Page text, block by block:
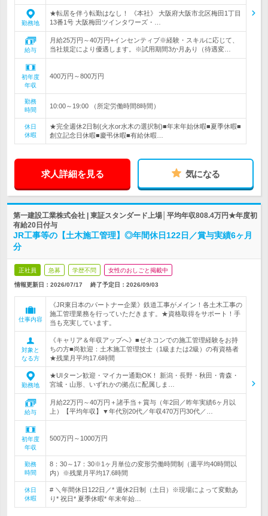
勤務地
★転居を伴う転勤はなし！ 《本社》 大阪府大阪市北区梅田1丁目
13番1号 大阪梅田ツインタワーズ・…
給与
月給25万円～40万円+インセンティブ※経験・スキルに応じて、
当社規定により優遇します。※試用期間3か月あり（待遇変…
初年度
年収
400万円～800万円
勤務
時間
10:00～19:00 （所定労働時間8時間）
休日
休暇
★完全週休2日制(火水or水木の選択制)■年末年始休暇■夏季休暇■
創立記念日休暇■慶弔休暇■有給休暇…
求人詳細を見る 気になる
第一建設工業株式会社 | 東証スタンダード上場│平均年収808.4万円★年度初
有給20日付与
JR工事等の【土木施工管理】◎年間休日122日／賞与実績6ヶ月
分
正社員 急募 学歴不問 女性のおしごと掲載中
情報更新日：2026/07/17 終了予定日： 2026/09/03
仕事内容
《JR東日本のパートナー企業》鉄道工事がメイン！各土木工事の
施工管理業務を行っていただきます。★資格取得をサポート！手
当も充実しています。
対象と
なる方
《キャリア＆年収アップへ》■ゼネコンでの施工管理経験をお持
ちの方■尚歓迎：土木施工管理技士（1級または2級）の有資格者
★残業月平均17.6時間
勤務地
★UIターン歓迎・マイカー通勤OK！ 新潟・長野・秋田・青森・
宮城・山形、いずれかの拠点に配属しま…
給与
月給22万円～40万円＋諸手当＋賞与（年2回／昨年実績6ヶ月以
上）【平均年収】▼年代別20代／年収470万円30代／…
初年度
年収
500万円～1000万円
勤務
時間
8：30～17：30※1ヶ月単位の変形労働時間制（週平均40時間以
内）※残業月平均17.6時間
休日
休暇
# ＼年間休日122日／* 週休2日制（土日）※現場によって変動あ
り* 祝日* 夏季休暇* 年末年始…